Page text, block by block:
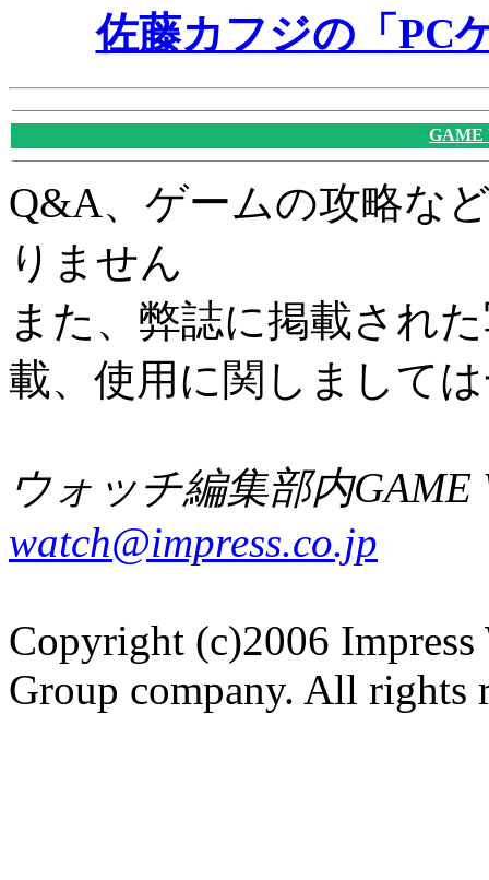
佐藤カフジの「PC
GAME
Q&A、ゲームの攻略な
りません
また、弊誌に掲載され
載、使用に関しまして
ウォッチ編集部内GAME
watch@impress.co.jp
Copyright (c)2006 Impress
Group company. All rights